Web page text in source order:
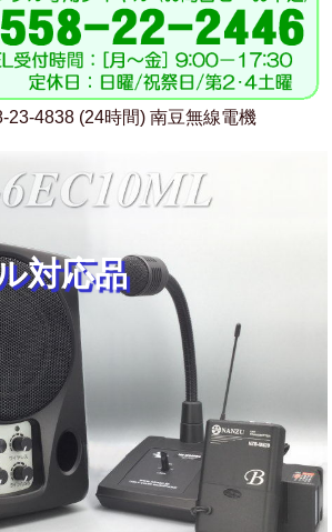
23-4838 (24時間) 南豆無線電機
対応品